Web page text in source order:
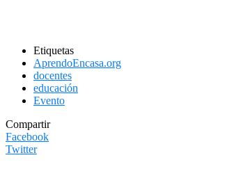
Etiquetas
AprendoEncasa.org
docentes
educación
Evento
Compartir
Facebook
Twitter